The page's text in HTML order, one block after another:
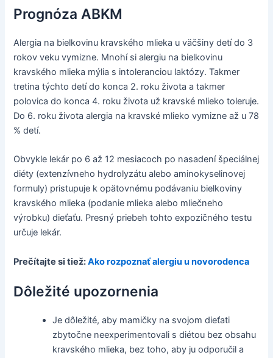
Prognóza ABKM
Alergia na bielkovinu kravského mlieka u väčšiny detí do 3
rokov veku vymizne. Mnohí si alergiu na bielkovinu
kravského mlieka mýlia s intoleranciou laktózy. Takmer
tretina týchto detí do konca 2. roku života a takmer
polovica do konca 4. roku života už kravské mlieko toleruje.
Do 6. roku života alergia na kravské mlieko vymizne až u 78
% detí.
Obvykle lekár po 6 až 12 mesiacoch po nasadení špeciálnej
diéty (extenzívneho hydrolyzátu alebo aminokyselinovej
formuly) pristupuje k opätovnému podávaniu bielkoviny
kravského mlieka (podanie mlieka alebo mliečneho
výrobku) dieťaťu. Presný priebeh tohto expozičného testu
určuje lekár.
Prečítajte si tiež:Ako rozpoznať alergiu u novorodenca
Dôležité upozornenia
Je dôležité, aby mamičky na svojom dieťati
zbytočne neexperimentovali s diétou bez obsahu
kravského mlieka, bez toho, aby ju odporučil a